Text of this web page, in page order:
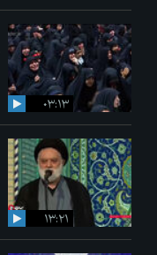
۰۳:۱۳
۱۳:۲۱